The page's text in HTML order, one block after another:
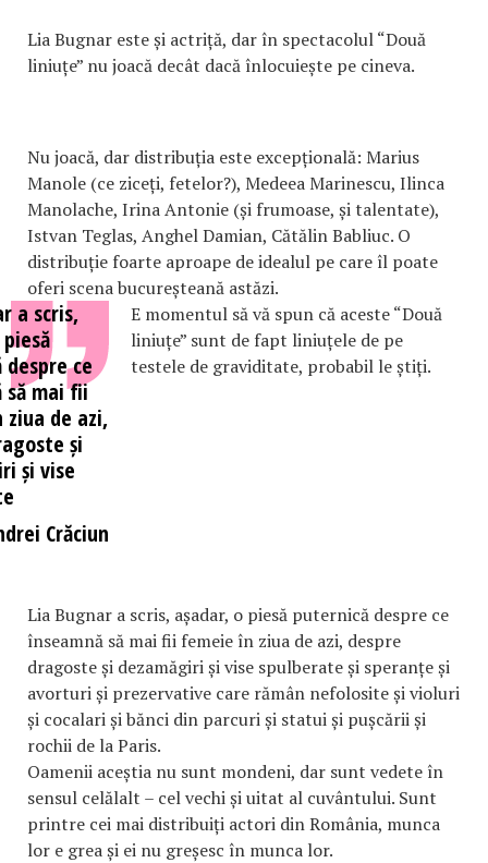
Lia Bugnar este și actriță, dar în spectacolul “Două
liniuțe” nu joacă decât dacă înlocuiește pe cineva.
Nu joacă, dar distribuția este excepțională: Marius
Manole (ce ziceți, fetelor?), Medeea Marinescu, Ilinca
Manolache, Irina Antonie (și frumoase, și talentate),
Istvan Teglas, Anghel Damian, Cătălin Babliuc. O
distribuție foarte aproape de idealul pe care îl poate
oferi scena bucureșteană astăzi.
a scris,
ce
să mai fii
de azi,
și
și vise
Crăciun
E momentul să vă spun că aceste “Două
liniuțe” sunt de fapt liniuțele de pe
testele de graviditate, probabil le știți.
Lia Bugnar a scris, așadar, o piesă puternică despre ce
înseamnă să mai fii femeie în ziua de azi, despre
dragoste și dezamăgiri și vise spulberate și speranțe și
avorturi și prezervative care rămân nefolosite și violuri
și cocalari și bănci din parcuri și statui și pușcării și
rochii de la Paris.
Oamenii aceștia nu sunt mondeni, dar sunt vedete în
sensul celălalt – cel vechi și uitat al cuvântului. Sunt
printre cei mai distribuiți actori din România, munca
lor e grea și ei nu greșesc în munca lor.